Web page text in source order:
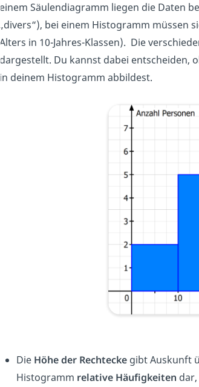
einem Säulendiagramm liegen die Daten
„divers“), bei einem Histogramm müssen
Alters in 10-Jahres-Klassen). Die
dargestellt. Du kannst dabei entscheiden,
in deinem Histogramm abbildest.
Die Höhe der Rechteckegibt Auskunft
Histogramm relative Häufigkeiten